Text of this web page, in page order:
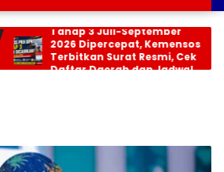
Bansos PKH dan BPNT
Tahap 3 Juli-September
2026 Dipercepat, Kemensos
Terbitkan Surat Resmi, Cek
Daftar Daerah dan Jadwal